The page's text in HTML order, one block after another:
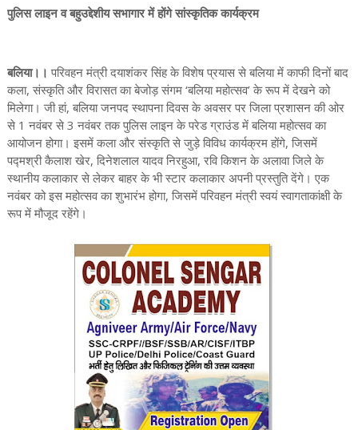
पुलिस लाइन व बहुउद्देशीय सभागार में होंगे सांस्कृतिक कार्यक्रम
बलिया।। परिवहन मंत्री दयाशंकर सिंह के विशेष प्रयास से बलिया में काफी दिनों बाद
कला, संस्कृति और विरासत का बेजोड़ संगम ‘बलिया महोत्सव’ के रूप में देखने को
मिलेगा। जी हां, बलिया जनपद स्थापना दिवस के अवसर पर जिला प्रशासन की ओर
से 1 नवंबर से 3 नवंबर तक पुलिस लाइन के परेड ग्राउंड में बलिया महोत्सव का
आयोजन होगा। इसमें कला और संस्कृति से जुड़े विविध कार्यक्रम होंगे, जिसमें
पद्मश्री कैलाश खेर, दिनेशलाल यादव निरहुआ, रवि किशन के अलावा जिले के
स्थानीय कलाकार से लेकर बाहर के भी स्टार कलाकार अपनी प्रस्तुति देंगे। एक
नवंबर को इस महोत्सव का शुभारंभ होगा, जिसमें परिवहन मंत्री स्वयं स्वागताकांक्षी के
रूप में मौजूद रहेंगे।